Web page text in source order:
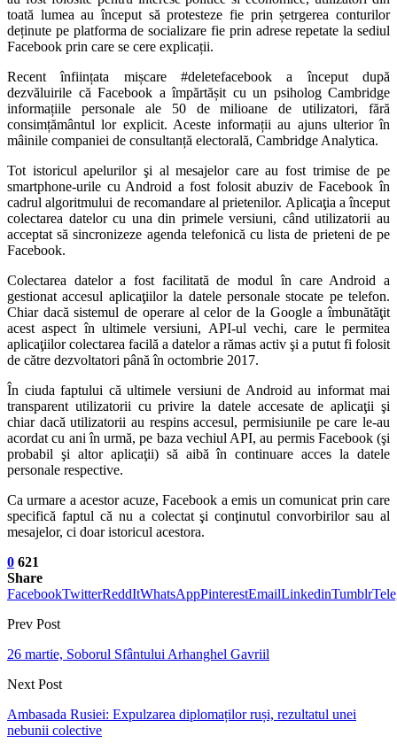
toată lumea au început să protesteze fie prin șetrgerea conturilor
deținute pe platforma de socializare fie prin adrese repetate la sediul
Facebook prin care se cere explicații.
Recent înființata mișcare #deletefacebook a început după
dezvăluirile că Facebook a împărtășit cu un psiholog Cambridge
informațiile personale ale 50 de milioane de utilizatori, fără
consimțământul lor explicit. Aceste informații au ajuns ulterior în
mâinile companiei de consultanță electorală, Cambridge Analytica.
Tot istoricul apelurilor şi al mesajelor care au fost trimise de pe
smartphone-urile cu Android a fost folosit abuziv de Facebook în
cadrul algoritmului de recomandare al prietenilor. Aplicaţia a început
colectarea datelor cu una din primele versiuni, când utilizatorii au
acceptat să sincronizeze agenda telefonică cu lista de prieteni de pe
Facebook.
Colectarea datelor a fost facilitată de modul în care Android a
gestionat accesul aplicaţiilor la datele personale stocate pe telefon.
Chiar dacă sistemul de operare al celor de la Google a îmbunătăţit
acest aspect în ultimele versiuni, API-ul vechi, care le permitea
aplicaţiilor colectarea facilă a datelor a rămas activ şi a putut fi folosit
de către dezvoltatori până în octombrie 2017.
În ciuda faptului că ultimele versiuni de Android au informat mai
transparent utilizatorii cu privire la datele accesate de aplicaţii şi
chiar dacă utilizatorii au respins accesul, permisiunile pe care le-au
acordat cu ani în urmă, pe baza vechiul API, au permis Facebook (şi
probabil şi altor aplicaţii) să aibă în continuare acces la datele
personale respective.
Ca urmare a acestor acuze, Facebook a emis un comunicat prin care
specifică faptul că nu a colectat şi conţinutul convorbirilor sau al
mesajelor, ci doar istoricul acestora.
0 621
Share
FacebookTwitterReddItWhatsAppPinterestEmailLinkedinTumblr
Prev Post
26 martie, Soborul Sfântului Arhanghel Gavriil
Next Post
Ambasada Rusiei: Expulzarea diplomaților ruși, rezultatul unei
nebunii colective